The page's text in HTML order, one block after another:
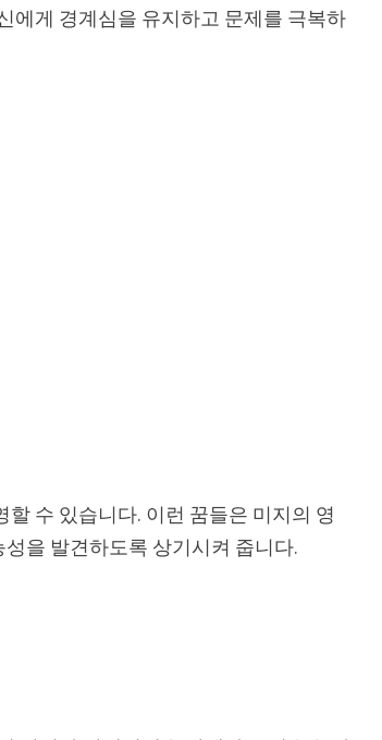
에게 경계심을 유지하고 문제를 극복하
수 있습니다. 이런 꿈들은 미지의 영
을 발견하도록 상기시켜 줍니다.